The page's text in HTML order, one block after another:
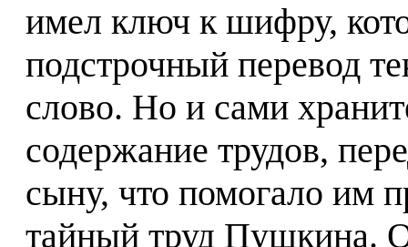
имел ключ к шифру,
подстрочный перевод
слово. Но и сами
содержание трудов,
сыну, что помогало им
тайный труд Пушкина.